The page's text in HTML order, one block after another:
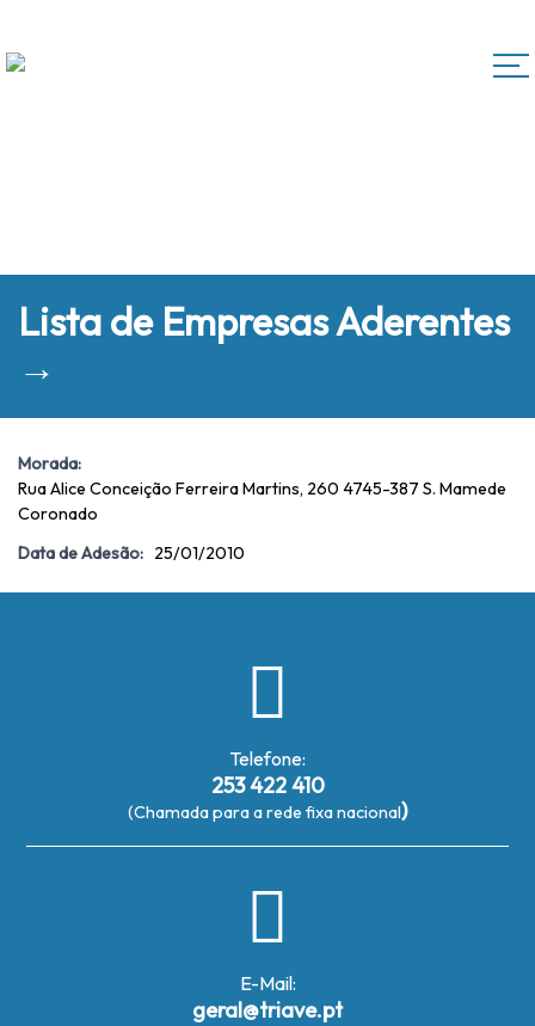
Lista de Empresas Aderentes
→
Morada:
Rua Alice Conceição Ferreira Martins, 260 4745-387 S. Mamede
Coronado
Data de Adesão: 25/01/2010
Telefone:
253 422 410
(Chamada para a rede fixa nacional)
E-Mail:
geral@triave.pt